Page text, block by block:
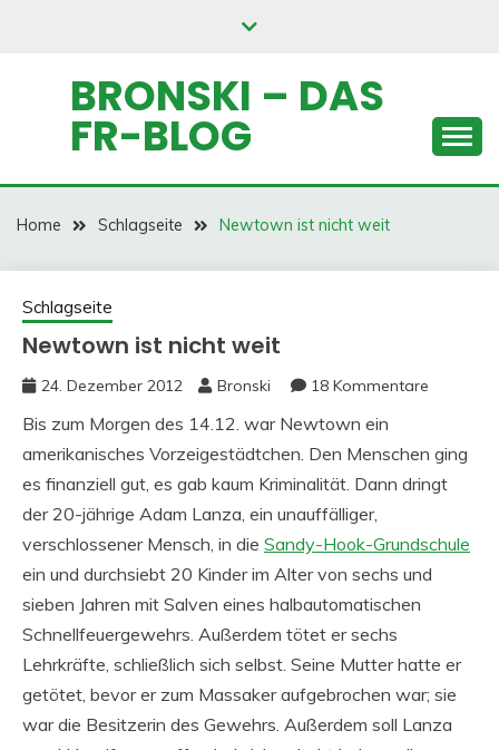
BRONSKI – DAS
FR-BLOG
Home Schlagseite Newtown ist nicht weit
Schlagseite
Newtown ist nicht weit
24. Dezember 2012 Bronski 18 Kommentare
Bis zum Morgen des 14.12. war Newtown ein
amerikanisches Vorzeigestädtchen. Den Menschen ging
es finanziell gut, es gab kaum Kriminalität. Dann dringt
der 20-jährige Adam Lanza, ein unauffälliger,
verschlossener Mensch, in die Sandy-Hook-Grundschule
ein und durchsiebt 20 Kinder im Alter von sechs und
sieben Jahren mit Salven eines halbautomatischen
Schnellfeuergewehrs. Außerdem tötet er sechs
Lehrkräfte, schließlich sich selbst. Seine Mutter hatte er
getötet, bevor er zum Massaker aufgebrochen war; sie
war die Besitzerin des Gewehrs. Außerdem soll Lanza